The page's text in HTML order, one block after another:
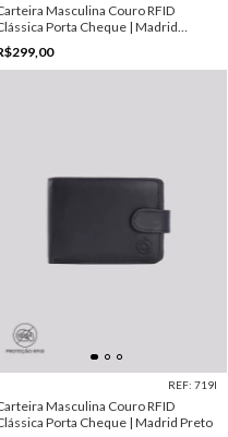
Masculina Couro RFID
Porta Cheque | Madrid
Marrom
REF: 719I
Masculina Couro RFID
Porta Cheque | Madrid Preto